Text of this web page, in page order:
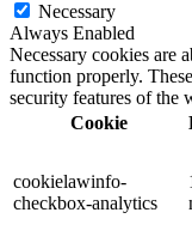
Necessary
Always Enabled
Necessary cookies are
function properly.
security features of the
Cookie
cookielawinfo-
checkbox-analytics